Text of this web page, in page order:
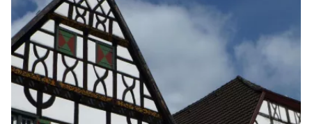
Tęsti el. paštu